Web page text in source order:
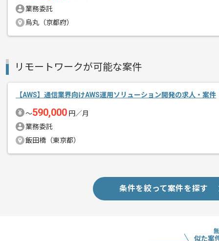
な清掃ブランドを展開し、近年では医
進しております。お知らせ等でもWeb
業務委託
烏丸（京都府）
リモートワークが可能な案件
【AWS】通信業界向けAWS運用ソリューション開発の求人・案件
〜590,000 円／月
業務委託
飯田橋（東京都）
条件を絞って案件を探す
似た案